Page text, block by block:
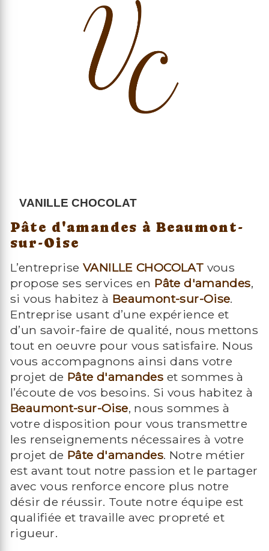
VANILLE CHOCOLAT
Pâte d'amandes à Beaumont-
sur-Oise
L’entreprise VANILLE CHOCOLAT vous
propose ses services en Pâte d'amandes,
si vous habitez à Beaumont-sur-Oise.
Entreprise usant d’une expérience et
d’un savoir-faire de qualité, nous mettons
tout en oeuvre pour vous satisfaire. Nous
vous accompagnons ainsi dans votre
projet de Pâte d'amandes et sommes à
l’écoute de vos besoins. Si vous habitez à
Beaumont-sur-Oise, nous sommes à
votre disposition pour vous transmettre
les renseignements nécessaires à votre
projet de Pâte d'amandes. Notre métier
est avant tout notre passion et le partager
avec vous renforce encore plus notre
désir de réussir. Toute notre équipe est
qualifiée et travaille avec propreté et
rigueur.